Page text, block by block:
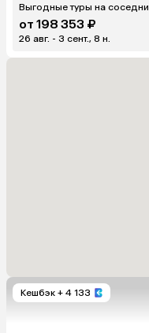
Выгодные туры на
от 198 353 ₽
26 авг. - 3 сент., 8 н.
Кешбэк + 4 133